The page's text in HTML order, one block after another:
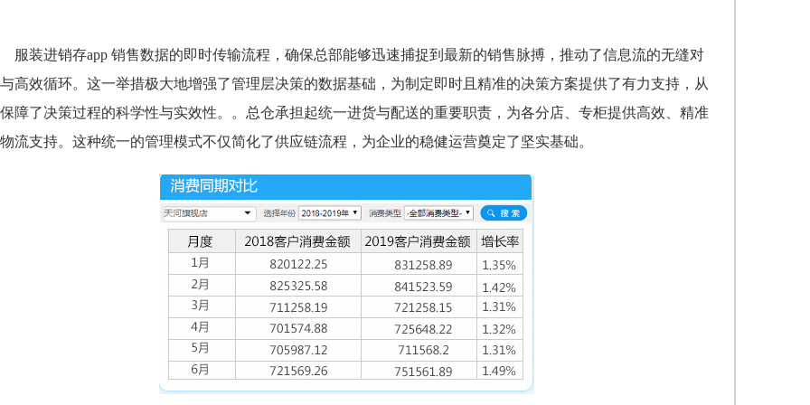
服装进销存app 销售数据的即时传输流程，确保总部能够迅速捕捉到最新的销售脉搏，推动了信息流的无缝对
高效循环。这一举措极大地增强了管理层决策的数据基础，为制定即时且精准的决策方案提供了有力支持，从
障了决策过程的科学性与实效性。。总仓承担起统一进货与配送的重要职责，为各分店、专柜提供高效、精准
流支持。这种统一的管理模式不仅简化了供应链流程，为企业的稳健运营奠定了坚实基础。